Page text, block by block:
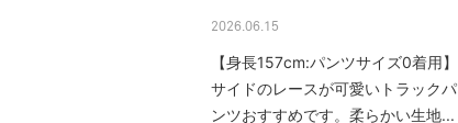
2026.06.15
【身長157cm:パンツサイズ0着用】
サイドのレースが可愛いトラックパ
ンツおすすめです。柔らかい生地...